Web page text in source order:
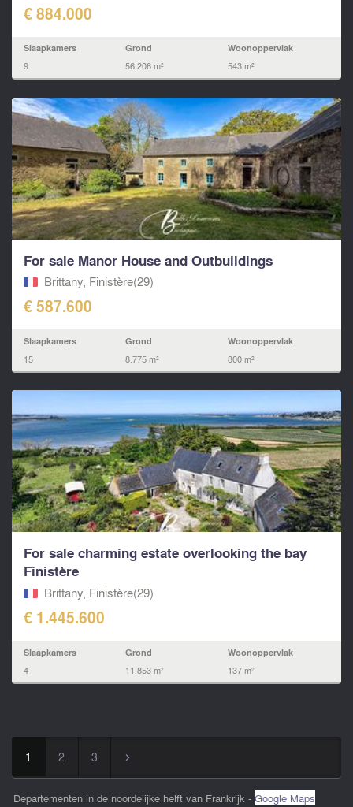
€ 884.000
Slaapkamers
9
Grond
56.206 m²
Woonoppervlak
543 m²
For sale Manor House and Outbuildings
Brittany, Finistère(29)
€ 587.600
Slaapkamers
15
Grond
8.775 m²
Woonoppervlak
800 m²
For sale charming estate overlooking the bay
Finistère
Brittany, Finistère(29)
€ 1.445.600
Slaapkamers
4
Grond
11.853 m²
Woonoppervlak
137 m²
1 2 3 ▻
Departementen in de noordelijke helft van Frankrijk - Google Maps